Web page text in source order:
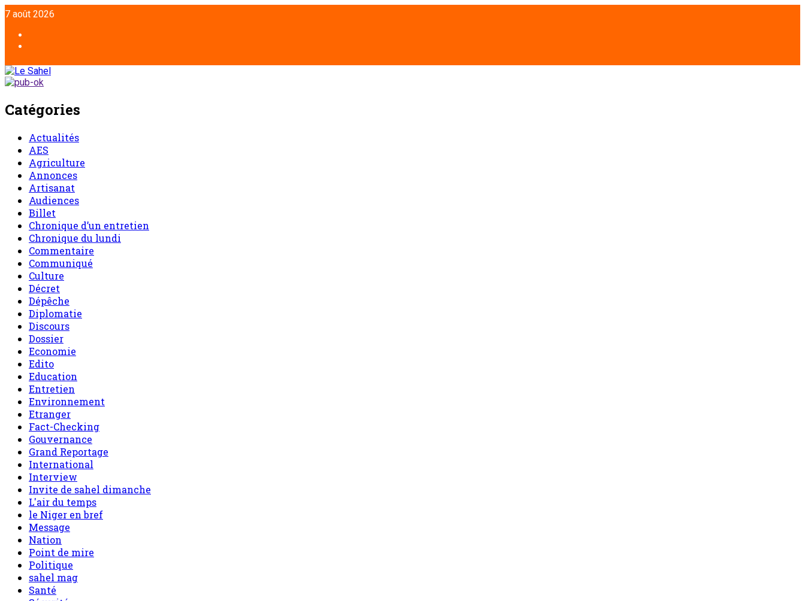
7 août 2026
Catégories
Actualités
AES
Agriculture
Annonces
Artisanat
Audiences
Billet
Chronique d’un entretien
Chronique du lundi
Commentaire
Communiqué
Culture
Décret
Dépêche
Diplomatie
Discours
Dossier
Economie
Edito
Education
Entretien
Environnement
Etranger
Fact-Checking
Gouvernance
Grand Reportage
International
Interview
Invite de sahel dimanche
L'air du temps
le Niger en bref
Message
Nation
Point de mire
Politique
sahel mag
Santé